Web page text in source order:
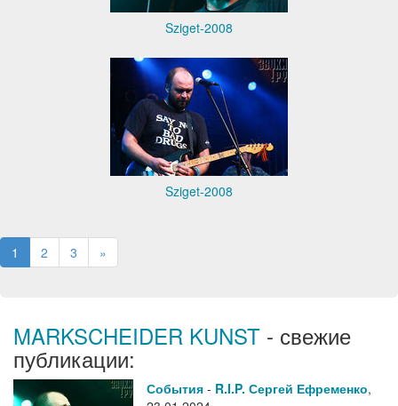
Sziget-2008
Sziget-2008
1 2 3 »
MARKSCHEIDER KUNST - свежие
публикации:
События - R.I.P. Сергей Ефременко,